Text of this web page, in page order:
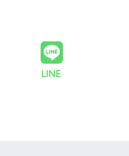
LINE